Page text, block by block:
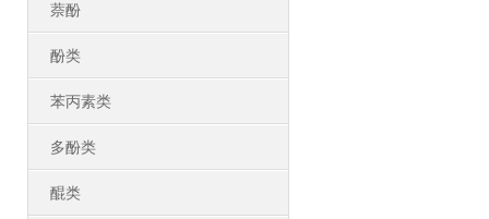
萘酚
酚类
苯丙素类
多酚类
醌类